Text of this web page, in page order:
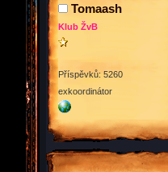
Tomaash
Klub ŽvB
Příspěvků: 5260
exkoordinátor